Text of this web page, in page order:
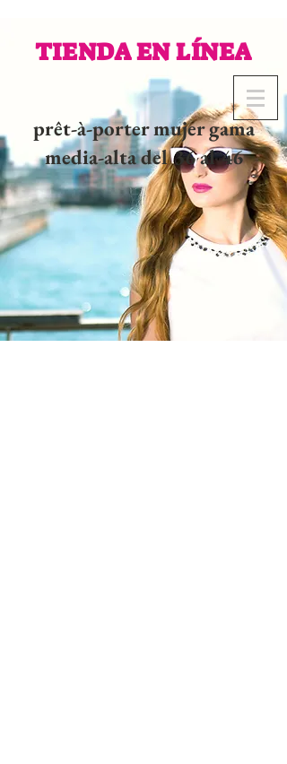
TIENDA EN LÍNEA
prêt-à-porter mujer gama
media-alta del 36 al 46